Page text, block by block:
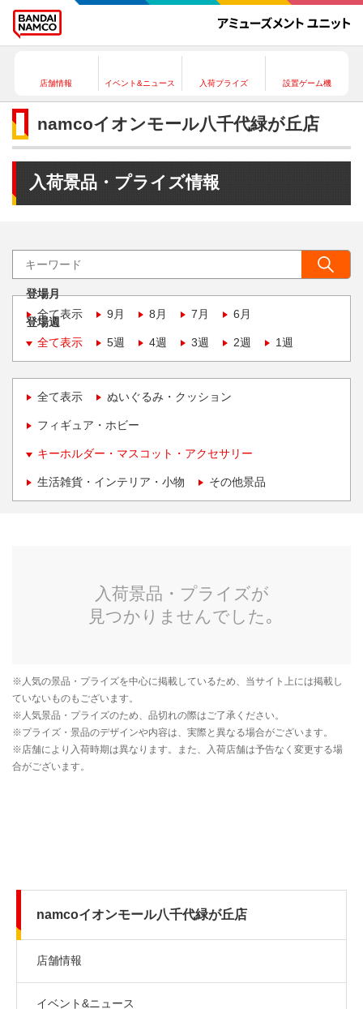
店舗情報 イベント&ニュース 入荷プライズ 設置ゲーム機
namcoイオンモール八千代緑が丘店
入荷景品・プライズ情報
登場月
全て表示
9月 8月 7月 6月
登場週
全て表示
5週 4週 3週 2週 1週
全て表示 ぬいぐるみ・クッション
フィギュア・ホビー
キーホルダー・マスコット・アクセサリー
生活雑貨・インテリア・小物 その他景品
namcoイオンモール八千代緑が丘店
店舗情報
イベント&ニュース